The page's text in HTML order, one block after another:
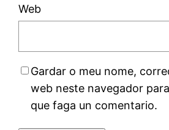
Web
Gardar o meu nome,
web neste navegador
que faga un comentario.